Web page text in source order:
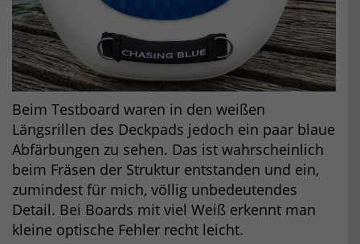
Beim Testboard waren in den weißen
Längsrillen des Deckpads jedoch ein paar blaue
Abfärbungen zu sehen. Das ist wahrscheinlich
beim Fräsen der Struktur entstanden und ein,
zumindest für mich, völlig unbedeutendes
Detail. Bei Boards mit viel Weiß erkennt man
kleine optische Fehler recht leicht.